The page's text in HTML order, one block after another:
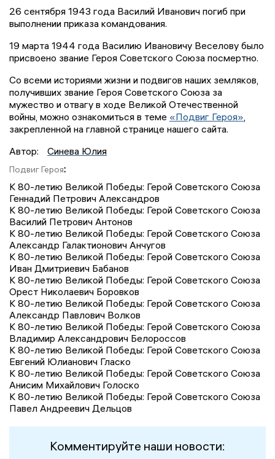
26 сентября 1943 года Василий Иванович погиб при
выполнении приказа командования.
19 марта 1944 года Василию Ивановичу Веселову было
присвоено звание Героя Советского Союза посмертно.
Со всеми историями жизни и подвигов наших земляков,
получивших звание Героя Советского Союза за
мужество и отвагу в ходе Великой Отечественной
войны, можно ознакомиться в теме «Подвиг Героя»,
закрепленной на главной странице нашего сайта.
Автор:
Синева Юлия
Подвиг Героя:
К 80-летию Великой Победы: Герой Советского Союза
Геннадий Петрович Александров
К 80-летию Великой Победы: Герой Советского Союза
Василий Петрович Антонов
К 80-летию Великой Победы: Герой Советского Союза
Александр Галактионович Анчугов
К 80-летию Великой Победы: Герой Советского Союза
Иван Дмитриевич Бабанов
К 80-летию Великой Победы: Герой Советского Союза
Орест Николаевич Боровков
К 80-летию Великой Победы: Герой Советского Союза
Александр Павлович Волков
К 80-летию Великой Победы: Герой Советского Союза
Владимир Александрович Белороссов
К 80-летию Великой Победы: Герой Советского Союза
Евгений Юлианович Гласко
К 80-летию Великой Победы: Герой Советского Союза
Анисим Михайлович Голоско
К 80-летию Великой Победы: Герой Советского Союза
Павел Андреевич Дельцов
Комментируйте наши новости: